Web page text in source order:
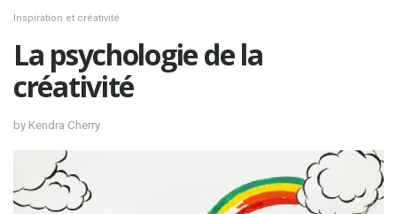
Inspiration et créativité
La psychologie de la
créativité
by Kendra Cherry